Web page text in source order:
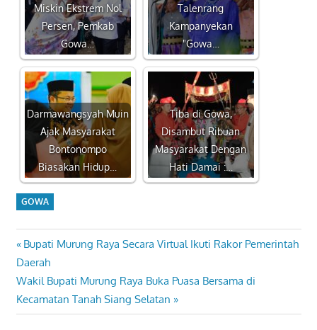
Miskin Ekstrem Nol
Persen, Pemkab
Gowa…
Talenrang
Kampanyekan
"Gowa…
Darmawangsyah Muin
Ajak Masyarakat
Bontonompo
Biasakan Hidup…
Tiba di Gowa,
Disambut Ribuan
Masyarakat Dengan
Hati Damai :…
GOWA
Navigasi
pos
Previous
Post:
Bupati Murung Raya Secara Virtual Ikuti Rakor Pemerintah
Daerah
Next
Post:
Wakil Bupati Murung Raya Buka Puasa Bersama di
Kecamatan Tanah Siang Selatan